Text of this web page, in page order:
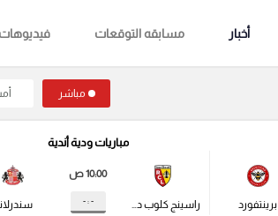
أخبار مسابقه التوقعات فيديوهات
مباشر
برينتفورد
مباريات ودية أندية
راسينج كلوب دي لانس
10:00 ص
- : -